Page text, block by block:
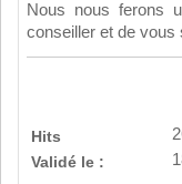
Nous nous ferons
conseiller et de vous
Hits
Validé le :